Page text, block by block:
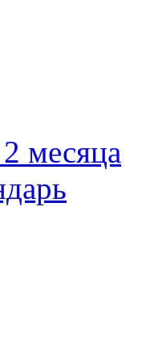
месяца